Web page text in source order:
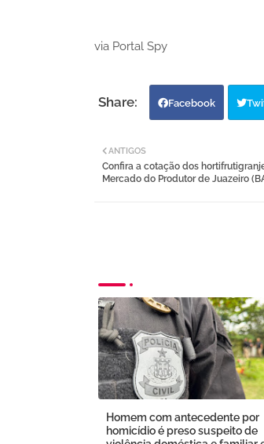
via Portal Spy
Facebook
ANTIGOS
Confira a cotação dos
Mercado do Produtor de Juazeiro
Homem com antecedente por
homicídio é preso suspeito de